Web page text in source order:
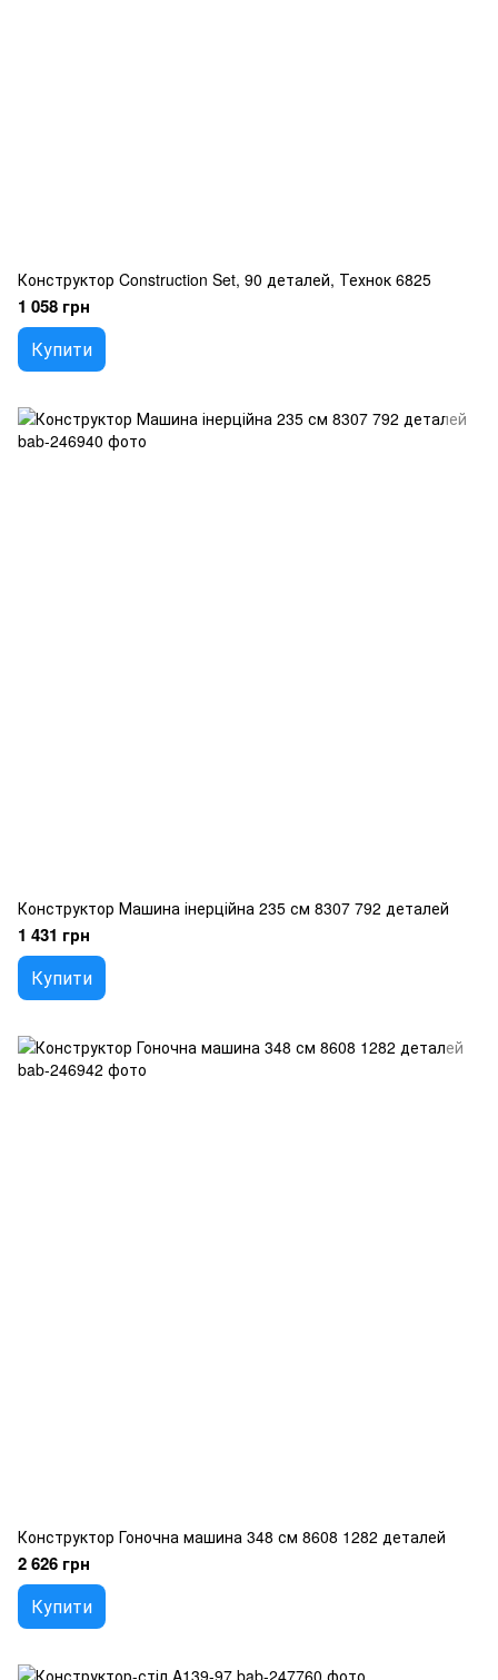
Конструктор Construction Set, 90 деталей, Технок 6825
1 058 грн
Купити
Конструктор Машина інерційна 235 см 8307 792 деталей
1 431 грн
Купити
Конструктор Гоночна машина 348 см 8608 1282 деталей
2 626 грн
Купити